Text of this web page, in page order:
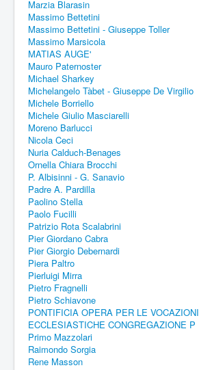
Marzia Blarasin
Massimo Bettetini
Massimo Bettetini - Giuseppe Toller
Massimo Marsicola
MATIAS AUGE'
Mauro Paternoster
Michael Sharkey
Michelangelo Tàbet - Giuseppe De Virgilio
Michele Borriello
Michele Giulio Masciarelli
Moreno Barlucci
Nicola Ceci
Nuria Calduch-Benages
Ornella Chiara Brocchi
P. Albisinni - G. Sanavio
Padre A. Pardilla
Paolino Stella
Paolo Fucilli
Patrizio Rota Scalabrini
Pier Giordano Cabra
Pier Giorgio Debernardi
Piera Paltro
Pierluigi Mirra
Pietro Fragnelli
Pietro Schiavone
PONTIFICIA OPERA PER LE VOCAZIONI
ECCLESIASTICHE CONGREGAZIONE P
Primo Mazzolari
Raimondo Sorgia
Rene Masson